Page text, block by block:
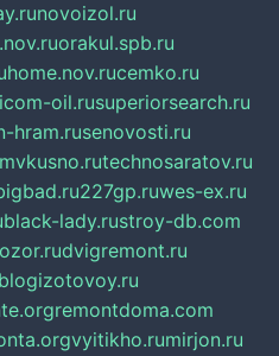
novoizol.ru
orakul.spb.ru
home.nov.rucemko.ru
oil.rusuperiorsearch.ru
hram.rusenovosti.ru
technosaratov.ru
227gp.ruwes-ex.ru
black-lady.rustroy-db.com
dvigremont.ru
blogizotovoy.ru
remontdoma.com
vyitikho.rumirjon.ru